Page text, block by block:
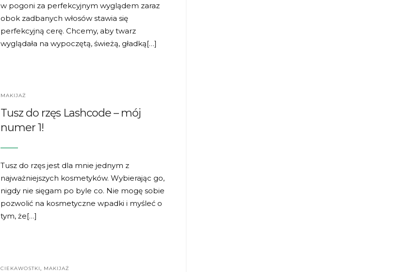
w pogoni za perfekcyjnym wyglądem zaraz
obok zadbanych włosów stawia się
perfekcyjną cerę. Chcemy, aby twarz
wyglądała na wypoczętą, świeżą, gładką[…]
MAKIJAŻ
Tusz do rzęs Lashcode – mój
numer 1!
Tusz do rzęs jest dla mnie jednym z
najważniejszych kosmetyków. Wybierając go,
nigdy nie sięgam po byle co. Nie mogę sobie
pozwolić na kosmetyczne wpadki i myśleć o
tym, że[…]
CIEKAWOSTKI, MAKIJAŻ